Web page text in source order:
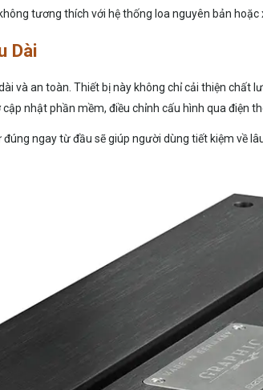
tương thích với hệ thống loa nguyên bản hoặc
Dài
và an toàn. Thiết bị này không chỉ cải thiện
nhật phần mềm, điều chỉnh cấu hình qua điện
ngay từ đầu sẽ giúp người dùng tiết kiệm về